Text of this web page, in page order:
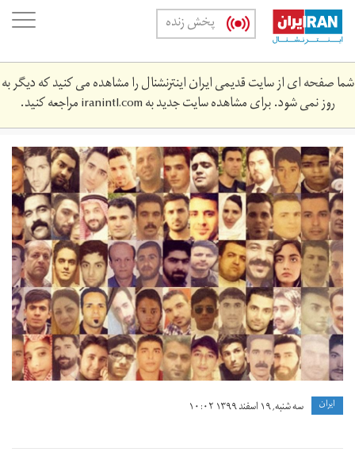
Skip
main
content
پخش زنده
شما صفحه ای از سایت قدیمی ایران اینترنشنال را مشاهده می کنید که دیگر به
روز نمی شود. برای مشاهده سایت جدید بهiranintl.comمراجعه کنید.
k-
343434_0_20212-
45.jpg
ايران سه شنبه, ۱۹ اسفند ۱۳۹۹ ۱۰:۰۲